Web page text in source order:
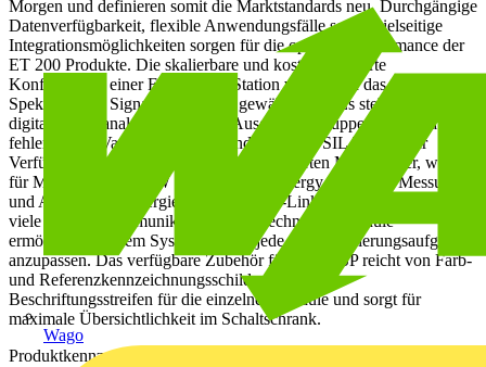
Wago
Morgen und definieren somit die Marktstandards neu. Durchgängige
Datenverfügbarkeit, flexible Anwendungsfälle sowie vielseitige
Integrationsmöglichkeiten sorgen für die optimale Performance der
ET 200 Produkte. Die skalierbare und kostenoptimierte
Konfiguration einer ET 200SP - Station wird durch das umfassende
Spektrum von Signalbaugruppen gewährleistet. Es stehen neben
digitalen und analogen Ein- und Ausgabebaugruppen jeweils auch
fehlersichere Varianten für Anwendungen bis SIL 3 / PLe zur
Verfügung. Dies gilt ebenso für die integrierten Motorstarter, welche
für Motoren bis 5,5 kW geeignet sind. Energy Meter zur Messung
und Analyse des Energieverbrauchs, IO-Link Master (V1.1.) sowie
viele weitere Kommunikations- und Technologiemodule
ermöglichen es dem System sich an jede Automatisierungsaufgabe
anzupassen. Das verfügbare Zubehör fürET 200SP reicht von Farb-
und Referenzkennzeichnungsschildern bis hin zu
Beschriftungsstreifen für die einzelnen Module und sorgt für
maximale Übersichtlichkeit im Schaltschrank.
Produktkennzeichen